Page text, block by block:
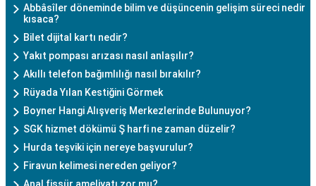
Abbâsîler döneminde bilim ve düşüncenin gelişim süreci nedir
kısaca?
Bilet dijital kartı nedir?
Yakıt pompası arızası nasıl anlaşılır?
Akıllı telefon bağımlılığı nasıl bırakılır?
Rüyada Yılan Kestiğini Görmek
Boyner Hangi Alışveriş Merkezlerinde Bulunuyor?
SGK hizmet dökümü Ş harfi ne zaman düzelir?
Hurda teşviki için nereye başvurulur?
Firavun kelimesi nereden geliyor?
Anal fissür ameliyatı zor mu?